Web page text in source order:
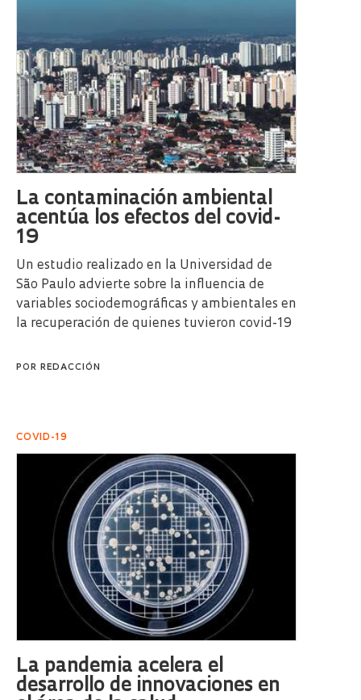
La contaminación ambiental
acentúa los efectos del covid-
19
Un estudio realizado en la Universidad de
São Paulo advierte sobre la influencia de
variables sociodemográficas y ambientales en
la recuperación de quienes tuvieron covid-19
POR REDACCIÓN
COVID-19
La pandemia acelera el
desarrollo de innovaciones en